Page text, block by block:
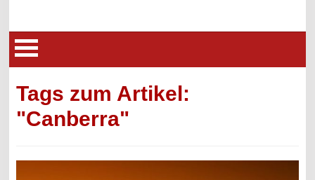
Tags zum Artikel:
"Canberra"